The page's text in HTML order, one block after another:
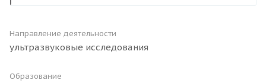
Направление деятельности
ультразвуковые исследования
Образование